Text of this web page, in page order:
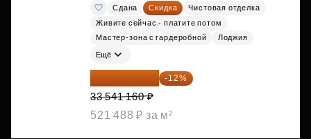
Сдана Скидка
Чистовая отделка
Живите сейчас - платите потом
Мастер-зона с гардеробной
Лоджия
Ещё
29 516 221 ₽ -12%
33 541 160 ₽
521 488 ₽ за м²